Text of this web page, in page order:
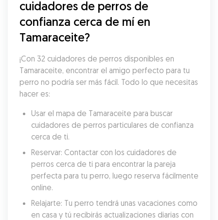
cuidadores de perros de
confianza cerca de mí en
Tamaraceite?
¡Con 32 cuidadores de perros disponibles en
Tamaraceite, encontrar el amigo perfecto para tu
perro no podría ser más fácil. Todo lo que necesitas
hacer es:
Usar el mapa de Tamaraceite para buscar
cuidadores de perros particulares de confianza
cerca de ti.
Reservar: Contactar con los cuidadores de
perros cerca de ti para encontrar la pareja
perfecta para tu perro, luego reserva fácilmente
online.
Relajarte: Tu perro tendrá unas vacaciones como
en casa y tú recibirás actualizaciones diarias con